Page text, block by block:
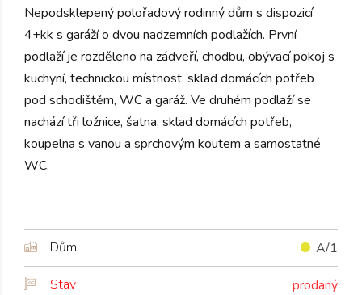
Nepodsklepený polořadový rodinný dům s dispozicí
4+kk s garáží o dvou nadzemních podlažích. První
podlaží je rozděleno na zádveří, chodbu, obývací pokoj s
kuchyní, technickou místnost, sklad domácích potřeb
pod schodištěm, WC a garáž. Ve druhém podlaží se
nachází tři ložnice, šatna, sklad domácích potřeb,
koupelna s vanou a sprchovým koutem a samostatné
WC.
Dům A/1
Stav prodaný